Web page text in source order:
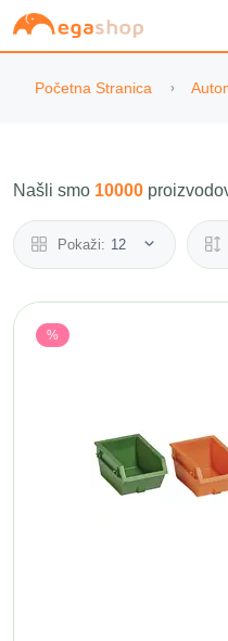
Početna Stranica
Našli smo 10000
Pokaži: 12
%